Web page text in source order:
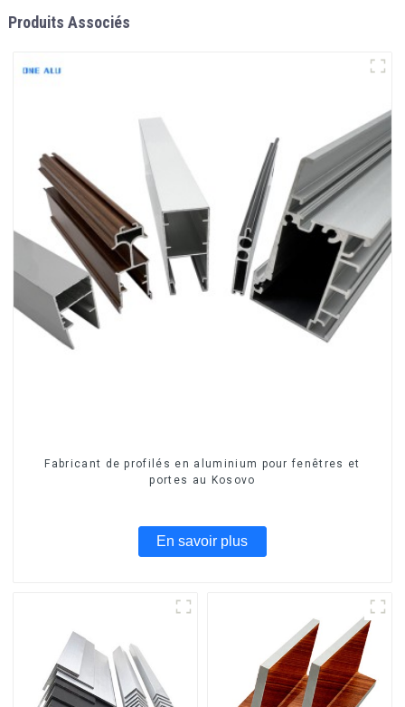
Produits Associés
Fabricant de profilés en aluminium pour fenêtres et
portes au Kosovo
En savoir plus